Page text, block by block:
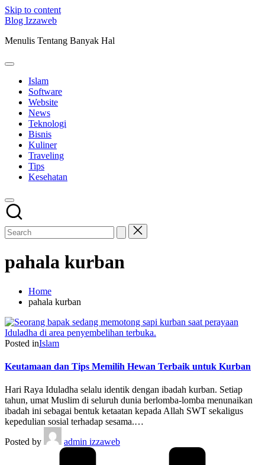
Skip to content
Blog Izzaweb
Menulis Tentang Banyak Hal
Islam
Software
Website
News
Teknologi
Bisnis
Kuliner
Traveling
Tips
Kesehatan
pahala kurban
Home
pahala kurban
Posted inIslam
Keutamaan dan Tips Memilih Hewan Terbaik untuk Kurban
Hari Raya Iduladha selalu identik dengan ibadah kurban. Setiap
tahun, umat Muslim di seluruh dunia berlomba-lomba menunaikan
ibadah ini sebagai bentuk ketaatan kepada Allah SWT sekaligus
kepedulian sosial terhadap sesama.…
Posted by
admin izzaweb